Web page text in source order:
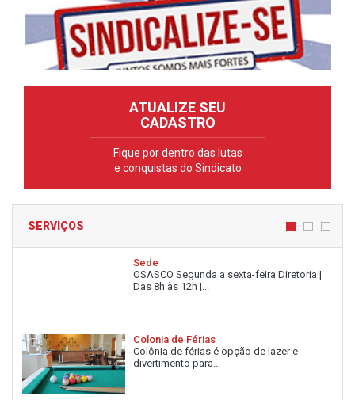
ATUALIZE SEU
CADASTRO
Fique por dentro das lutas
e conquistas do Sindicato
SERVIÇOS
Sede
OSASCO Segunda a sexta-feira Diretoria |
Das 8h às 12h |...
Colonia de Férias
Colônia de férias é opção de lazer e
divertimento para...